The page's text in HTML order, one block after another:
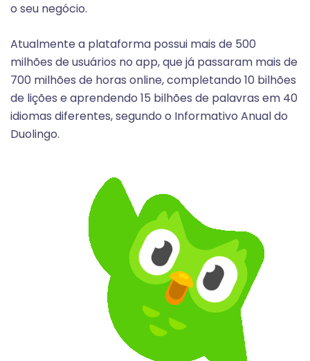
o seu negócio.
Atualmente a plataforma possui mais de 500
milhões de usuários no app, que já passaram mais de
700 milhões de horas online, completando 10 bilhões
de lições e aprendendo 15 bilhões de palavras em 40
idiomas diferentes, segundo o Informativo Anual do
Duolingo.